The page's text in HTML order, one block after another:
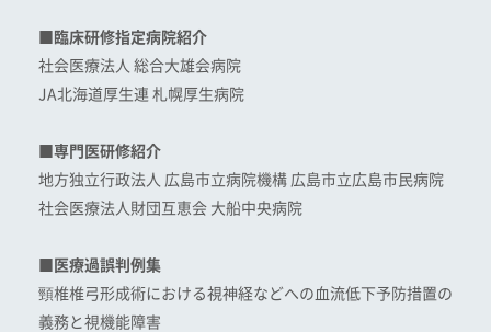
■臨床研修指定病院紹介
社会医療法人 総合大雄会病院
JA北海道厚生連 札幌厚生病院
■専門医研修紹介
地方独立行政法人 広島市立病院機構 広島市立広島市民病院
社会医療法人財団互恵会 大船中央病院
■医療過誤判例集
頸椎椎弓形成術における視神経などへの血流低下予防措置の
義務と視機能障害